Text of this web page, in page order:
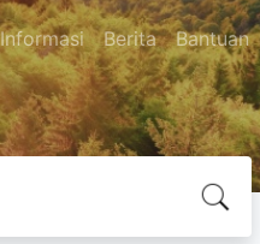
Informasi Berita Bantuan